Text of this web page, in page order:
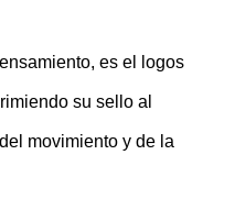
es el logos
su sello al
movimiento y de la